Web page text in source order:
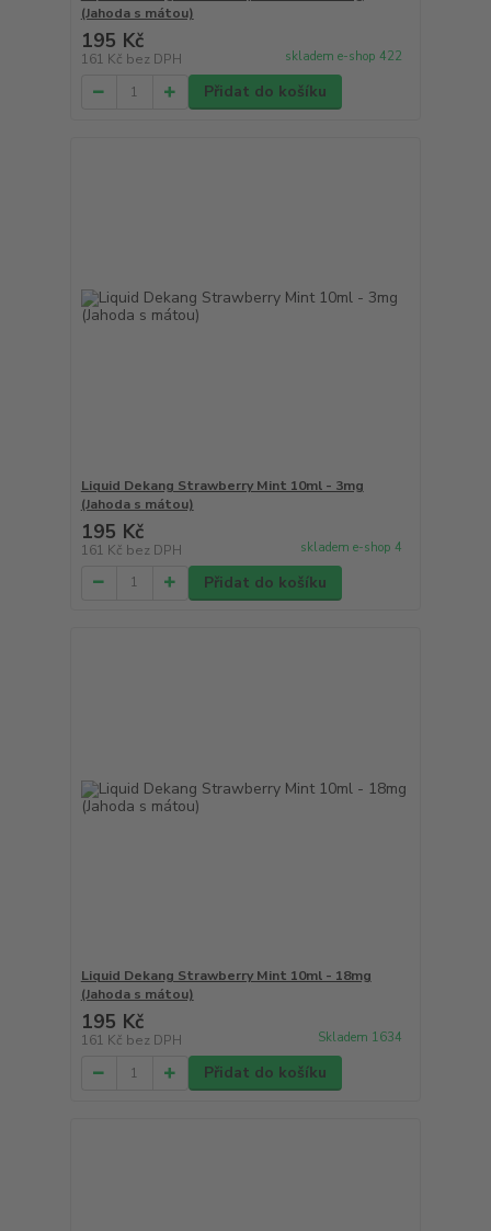
(Jahoda s mátou)
195 Kč
161 Kč bez DPH skladem e-shop 422
Přidat do košíku
Liquid Dekang Strawberry Mint 10ml - 3mg
(Jahoda s mátou)
195 Kč
161 Kč bez DPH skladem e-shop 4
Přidat do košíku
Liquid Dekang Strawberry Mint 10ml - 18mg
(Jahoda s mátou)
195 Kč
161 Kč bez DPH Skladem 1634
Přidat do košíku